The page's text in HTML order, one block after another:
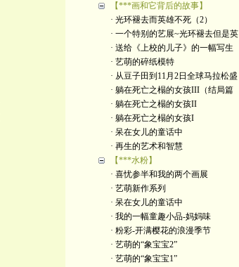
【***画和它背后的故事】
· 光环褪去而英雄不死（2）
· 一个特别的艺展~光环褪去但是英
· 送给《上校的儿子》的一幅写生
· 艺萌的碎纸模特
· 从豆子田到11月2日全球马拉松盛
· 躺在死亡之榻的女孩III（结局篇
· 躺在死亡之榻的女孩II
· 躺在死亡之榻的女孩I
· 呆在女儿的童话中
· 再生的艺术和智慧
【***水粉】
· 喜忧参半和我的两个画展
· 艺萌新作系列
· 呆在女儿的童话中
· 我的一幅童趣小品-妈妈味
· 粉彩-开满樱花的浪漫季节
· 艺萌的“象宝宝2”
· 艺萌的“象宝宝1”